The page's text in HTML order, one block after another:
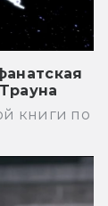
книги по